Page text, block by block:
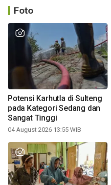
Foto
Potensi Karhutla di Sulteng
pada Kategori Sedang dan
Sangat Tinggi
04 August 2026 13:55 WIB